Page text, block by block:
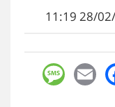
מעצרים
Facebook
Email